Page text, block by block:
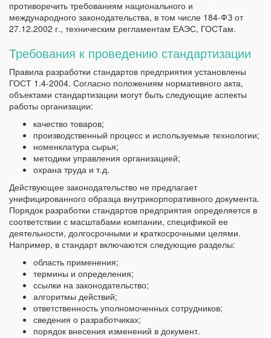
противоречить требованиям национального и
международного законодательства, в том числе 184-ФЗ от
27.12.2002 г., техническим регламентам ЕАЭС, ГОСТам.
Требования к проведению стандартизации
Правила разработки стандартов предприятия установлены
ГОСТ 1.4-2004. Согласно положениям нормативного акта,
объектами стандартизации могут быть следующие аспекты
работы организации:
качество товаров;
производственный процесс и используемые технологии;
номенклатура сырья;
методики управления организацией;
охрана труда и т.д.
Действующее законодательство не предлагает
унифицированного образца внутрикорпоративного документа.
Порядок разработки стандартов предприятия определяется в
соответствии с масштабами компании, спецификой ее
деятельности, долгосрочными и краткосрочными целями.
Например, в стандарт включаются следующие разделы:
область применения;
термины и определения;
ссылки на законодательство;
алгоритмы действий;
ответственность уполномоченных сотрудников;
сведения о разработчиках;
порядок внесения изменений в документ.